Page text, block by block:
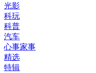
光影
科玩
科普
汽车
心事家事
精选
特辑